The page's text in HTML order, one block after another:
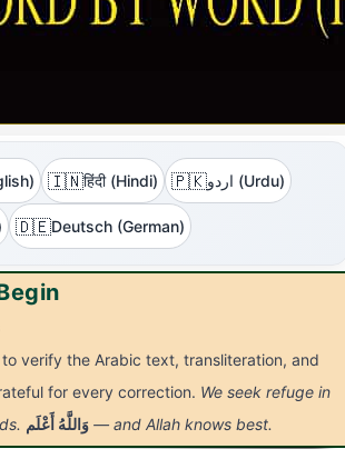
🇮🇳हिंदी (Hindi) 🇵🇰 اردو (Urdu)
🇩🇪Deutsch (German)
verify the Arabic text, transliteration, and
for every correction. We seek refuge in
وَاللَّهُ أَعْلَم — and Allah knows best.